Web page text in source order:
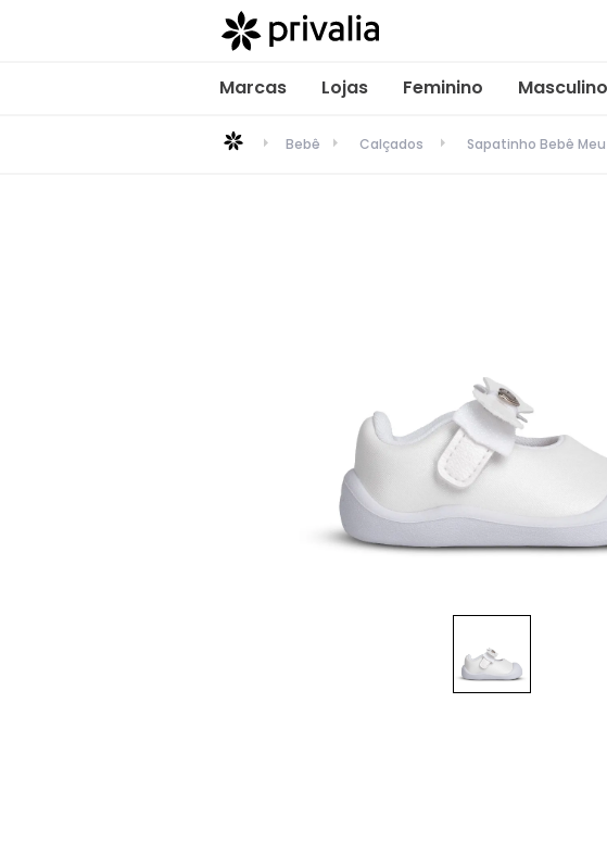
Marcas Lojas Feminino Masculino
Bebê Calçados Sapatinho Bebê